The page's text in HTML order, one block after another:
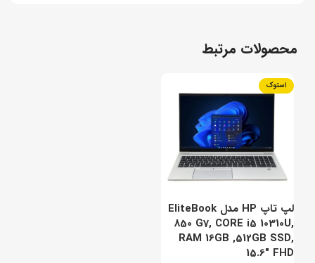
محصولات مرتبط
استوک
لپ تاپ HP مدل EliteBook
850 G7, CORE i5 10310U,
RAM 16GB ,512GB SSD,
15.6″ FHD